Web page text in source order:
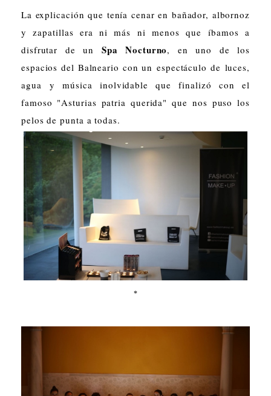
La explicación que tenía cenar en bañador, albornoz
y zapatillas era ni más ni menos que íbamos a
disfrutar de un Spa Nocturno, en uno de los
espacios del Balneario con un espectáculo de luces,
agua y música inolvidable que finalizó con el
famoso "Asturias patria querida" que nos puso los
pelos de punta a todas.
*